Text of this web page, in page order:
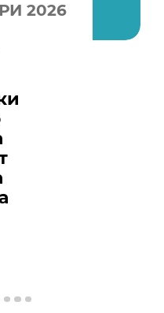
2026